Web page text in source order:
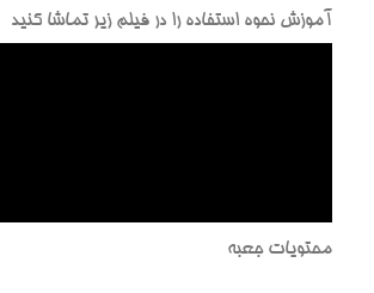
آموزش نحوه استفاده را در فيلم زير تماشا کنيد
محتويات جعبه